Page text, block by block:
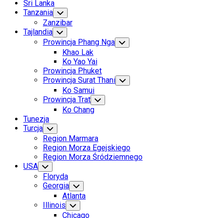
Sri Lanka
Current
Page:
Tanzania Toggle
Child
Menu
Zanzibar
Tajlandia Toggle
Child
Menu
Prowincja Phang Nga Toggle
Child
Khao Lak
Ko Yao Yai
Prowincja Phuket
Prowincja Surat Thani Toggle
Child
Ko Samui
Prowincja Trat Toggle
Child
Menu
Ko Chang
Tunezja
Turcja Toggle
Child
Menu
Region Marmara
Region Morza Egejskiego
Region Morza Śródziemnego
USA Toggle
Child
Menu
Floryda
Georgia Toggle
Child
Menu
Atlanta
Illinois Toggle
Child
Chicago